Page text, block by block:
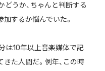
どうか、ちゃんと判断する
するか悩んでいた。
は10年以上音楽媒体で記
た人間だ。例年、この時